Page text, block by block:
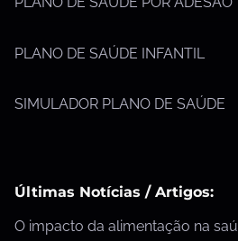
PLANO DE SAÚDE INFANTIL
SIMULADOR PLANO DE SAÚDE
Últimas Notícias / Artigos:
O impacto da alimentação na